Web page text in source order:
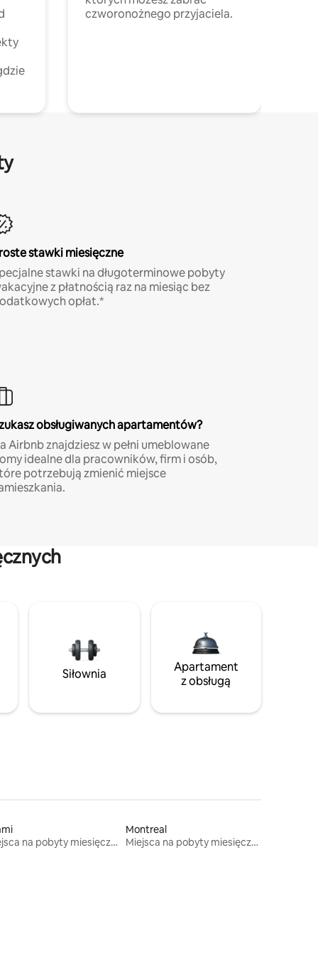
czworonożnego przyjaciela.
stawki miesięczne
stawki na długoterminowe pobyty
z płatnością raz na miesiąc bez
opłat.*
obsługiwanych apartamentów?
Airbnb znajdziesz w pełni umeblowane
idealne dla pracowników, firm i osób,
potrzebują zmienić miejsce
Siłownia
Apartament
z obsługą
Miejsca na pobyty miesięczne
Montreal
Miejsca na pobyty miesięczne